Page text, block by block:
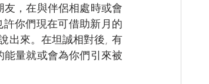
，在與伴侶相處時或會
你們現在可借助新月的
出來。在坦誠相對後, 有
量就或會為你們引來被